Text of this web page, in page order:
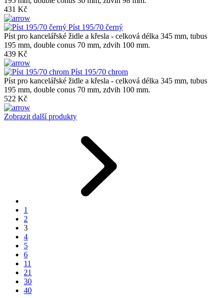
431 Kč
Píst 195/70 černý
Píst pro kancelářské židle a křesla - celková délka 345 mm, tubus
195 mm, double conus 70 mm, zdvih 100 mm.
439 Kč
Píst 195/70 chrom
Píst pro kancelářské židle a křesla - celková délka 345 mm, tubus
195 mm, double conus 70 mm, zdvih 100 mm.
522 Kč
Zobrazit další produkty
1
2
3
4
5
6
11
21
30
40